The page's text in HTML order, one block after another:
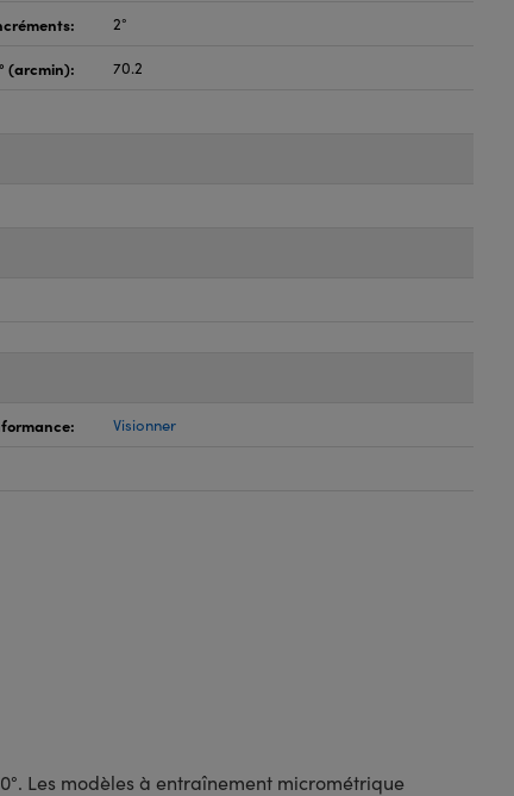
2°
(arcmin): 70.2
Visionner
Les modèles à entraînement micrométrique